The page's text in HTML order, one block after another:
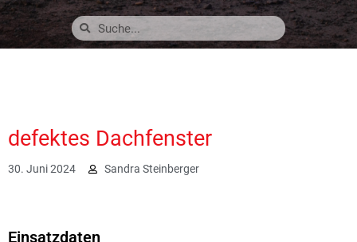
defektes Dachfenster
30. Juni 2024 Sandra Steinberger
Einsatzdaten